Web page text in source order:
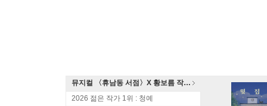
뮤지컬 〈휴남동 서점〉X 황보름 작가 북토크
2026 젊은 작가 1위 : 청예